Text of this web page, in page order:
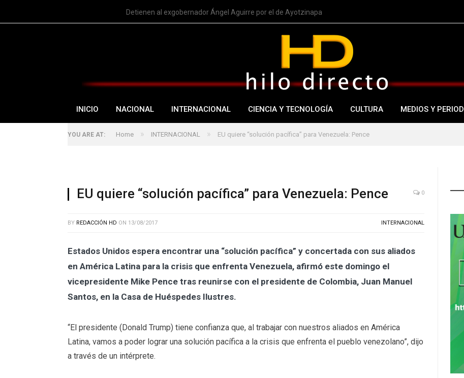
Detienen al exgobernador Ángel Aguirre por el de Ayotzinapa
INICIO NACIONAL INTERNACIONAL CIENCIA Y TECNOLOGÍA CULTURA MEDIOS Y
YOU ARE AT: Home » INTERNACIONAL » EU quiere “solución pacífica” para Venezuela: Pence
EU quiere “solución pacífica” para Venezuela: Pence 0
BY REDACCIÓN HD ON 13/08/2017 INTERNACIONAL
Estados Unidos espera encontrar una “solución pacífica” y concertada con sus aliados
en América Latina para la crisis que enfrenta Venezuela, afirmó este domingo el
vicepresidente Mike Pence tras reunirse con el presidente de Colombia, Juan Manuel
Santos, en la Casa de Huéspedes Ilustres.
“El presidente (Donald Trump) tiene confianza que, al trabajar con nuestros aliados en América
Latina, vamos a poder lograr una solución pacífica a la crisis que enfrenta el pueblo venezolano”, dijo
a través de un intérprete.